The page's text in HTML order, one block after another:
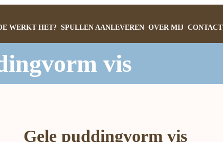
WERKT HET? SPULLEN AANLEVEREN OVER MIJ CONTACT
vis
Gele puddingvorm vis